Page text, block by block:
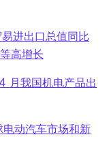
进出口总值同比
高增长
月我国机电产品出
动汽车市场和新